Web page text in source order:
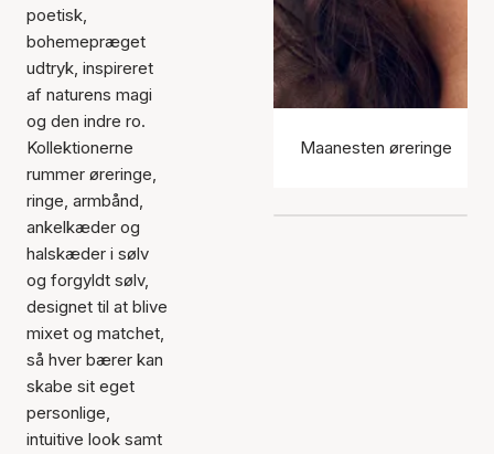
poetisk,
bohemepræget
udtryk, inspireret
af naturens magi
og den indre ro.
Kollektionerne
rummer øreringe,
ringe, armbånd,
ankelkæder og
halskæder i sølv
og forgyldt sølv,
designet til at blive
mixet og matchet,
så hver bærer kan
skabe sit eget
personlige,
intuitive look samt
Maanesten øreringe